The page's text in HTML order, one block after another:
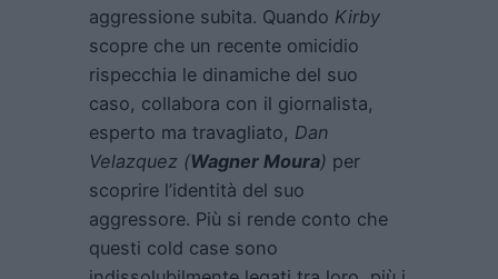
aggressione subita. Quando Kirby
scopre che un recente omicidio
rispecchia le dinamiche del suo
caso, collabora con il giornalista,
esperto ma travagliato, Dan
Velazquez (Wagner Moura) per
scoprire l’identità del suo
aggressore. Più si rende conto che
questi cold case sono